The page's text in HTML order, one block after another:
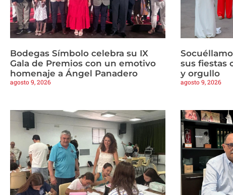
Bodegas Símbolo celebra su IX
Gala de Premios con un emotivo
homenaje a Ángel Panadero
agosto 9, 2026
sus fiestas
y orgullo
agosto 9, 2026